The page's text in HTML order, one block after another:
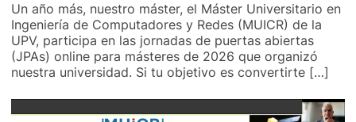
Un año más, nuestro máster, el Máster Universitario en
Ingeniería de Computadores y Redes (MUICR) de la
UPV, participa en las jornadas de puertas abiertas
(JPAs) online para másteres de 2026 que organizó
nuestra universidad. Si tu objetivo es convertirte […]